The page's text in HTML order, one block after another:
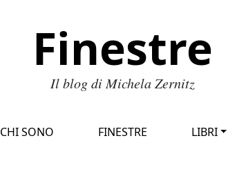
Finestre
Il blog di Michela Zernitz
CHI SONO FINESTRE LIBRI